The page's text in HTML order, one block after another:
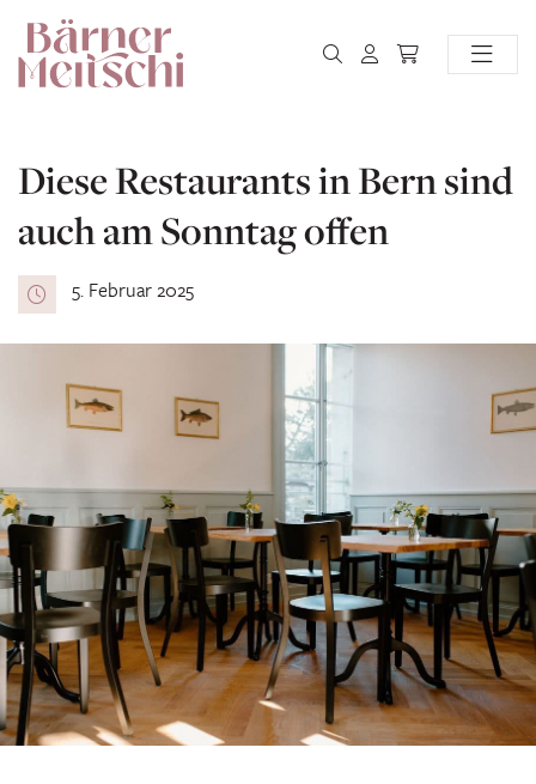
Diese Restaurants in Bern sind
auch am Sonntag offen
5. Februar 2025